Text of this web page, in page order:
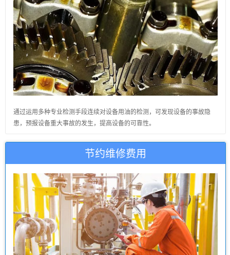
通过运用多种专业检测手段连续对设备用油的检测，可发现设备的事故隐
患，预报设备重大事故的发生，提高设备的可靠性。
节约维修费用